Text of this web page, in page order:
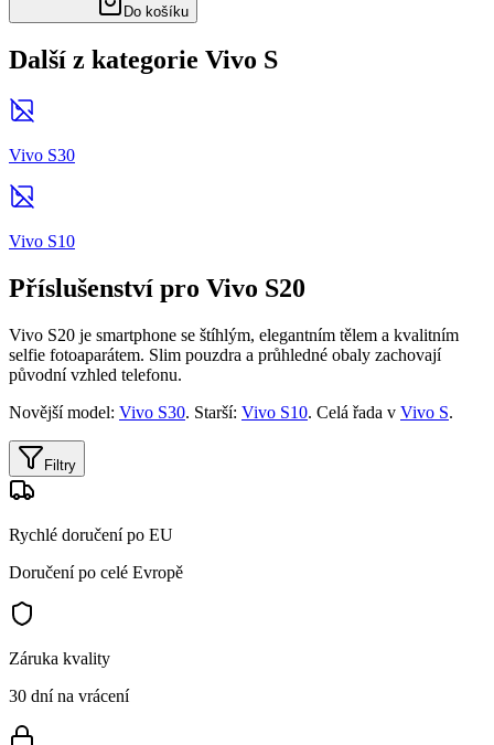
Do košíku
Další z kategorie Vivo S
Vivo S30
Vivo S10
Příslušenství pro Vivo S20
Vivo S20 je smartphone se štíhlým, elegantním tělem a kvalitním
selfie fotoaparátem. Slim pouzdra a průhledné obaly zachovají
původní vzhled telefonu.
Novější model: Vivo S30. Starší: Vivo S10. Celá řada v Vivo S.
Filtry
Rychlé doručení po EU
Doručení po celé Evropě
Záruka kvality
30 dní na vrácení